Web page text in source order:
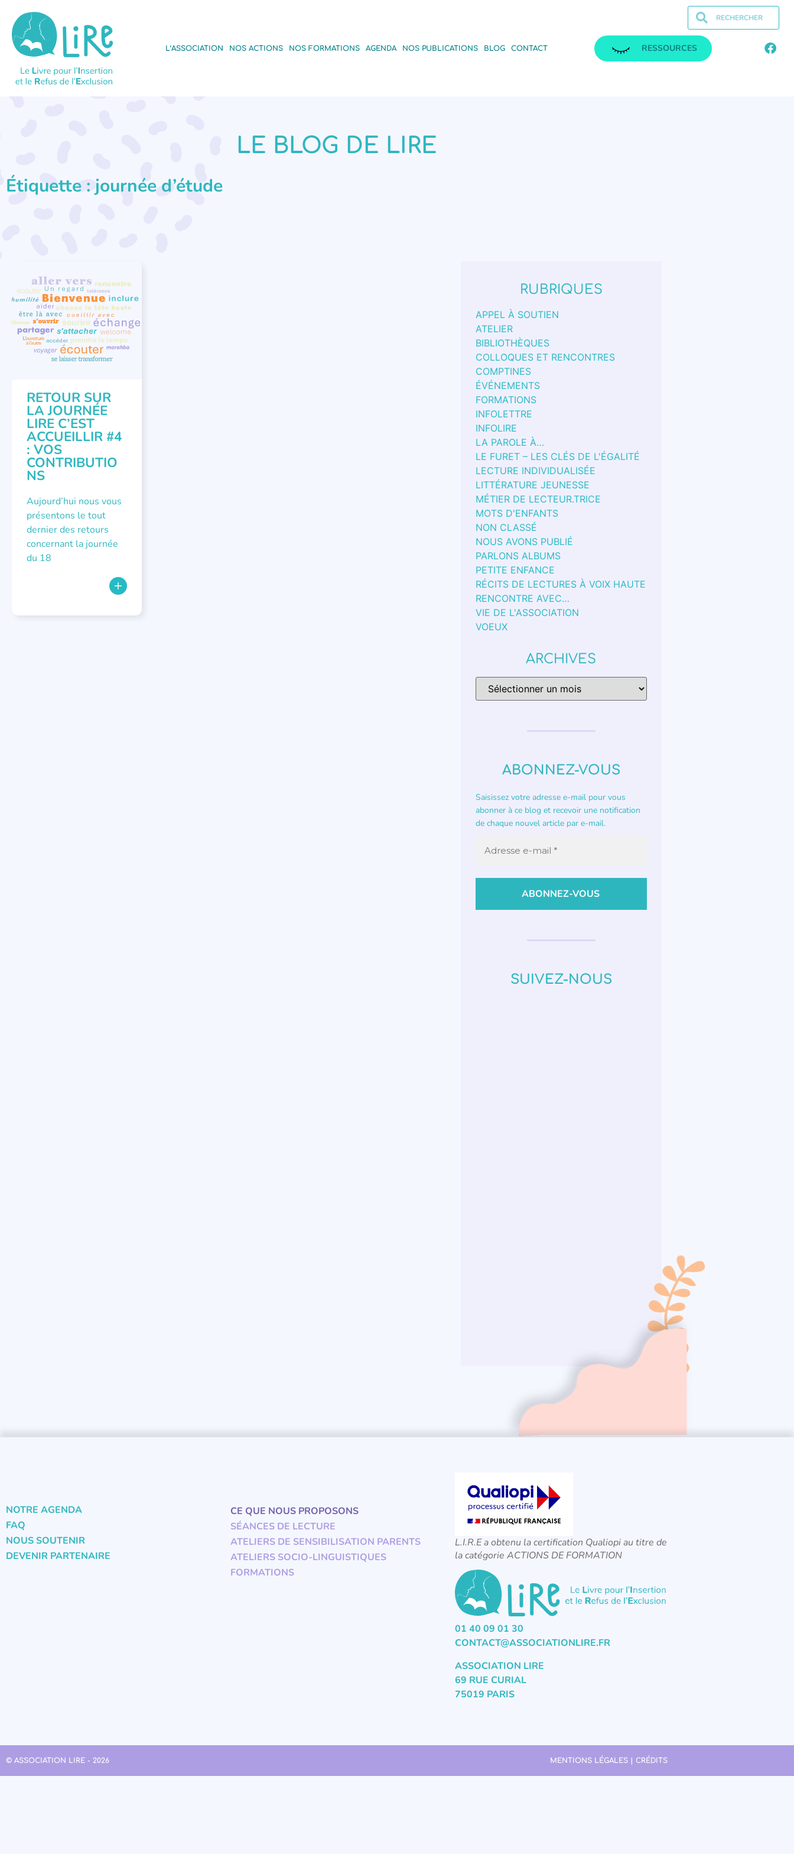
L’ASSOCIATION NOS ACTIONS NOS FORMATIONS AGENDA NOS PUBLICATIONS BLOG CONTACT RESSOURCES
LE BLOG DE LIRE
Étiquette : journée d’étude
COLLOQUES ET RENCONTRES
ÉVÉNEMENTS
RETOUR SUR
LA JOURNÉE
LIRE C’EST
ACCUEILLIR #4
: VOS
CONTRIBUTIO
NS
Aujourd’hui nous vous
présentons le tout
dernier des retours
concernant la journée
du 18
RUBRIQUES
APPEL À SOUTIEN
ATELIER
BIBLIOTHÈQUES
COLLOQUES ET RENCONTRES
COMPTINES
ÉVÉNEMENTS
FORMATIONS
INFOLETTRE
INFOLIRE
LA PAROLE À…
LE FURET – LES CLÉS DE L'ÉGALITÉ
LECTURE INDIVIDUALISÉE
LITTÉRATURE JEUNESSE
MÉTIER DE LECTEUR.TRICE
MOTS D'ENFANTS
NON CLASSÉ
NOUS AVONS PUBLIÉ
PARLONS ALBUMS
PETITE ENFANCE
RÉCITS DE LECTURES À VOIX HAUTE
RENCONTRE AVEC…
VIE DE L'ASSOCIATION
VOEUX
ARCHIVES
ABONNEZ-VOUS
Saisissez votre adresse e-mail pour vous
abonner à ce blog et recevoir une notification
de chaque nouvel article par e-mail.
SUIVEZ-NOUS
NOTRE AGENDA
FAQ
NOUS SOUTENIR
DEVENIR PARTENAIRE
CE QUE NOUS PROPOSONS
SÉANCES DE LECTURE
ATELIERS DE SENSIBILISATION PARENTS
ATELIERS SOCIO-LINGUISTIQUES
FORMATIONS
L.I.R.E a obtenu la certification Qualiopi au titre de
la catégorie ACTIONS DE FORMATION
01 40 09 01 30
CONTACT@ASSOCIATIONLIRE.FR
ASSOCIATION LIRE
69 RUE CURIAL
75019 PARIS
© ASSOCIATION LIRE - 2026 MENTIONS LÉGALES | CRÉDITS